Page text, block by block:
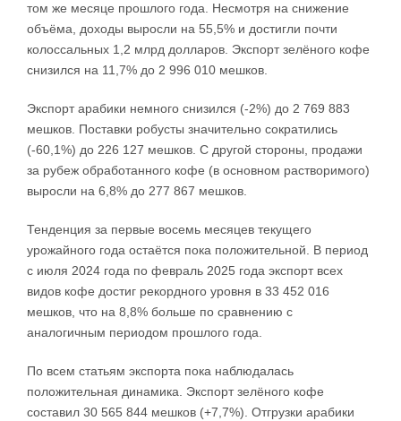
том же месяце прошлого года. Несмотря на снижение
объёма, доходы выросли на 55,5% и достигли почти
колоссальных 1,2 млрд долларов. Экспорт зелёного кофе
снизился на 11,7% до 2 996 010 мешков.
Экспорт арабики немного снизился (-2%) до 2 769 883
мешков. Поставки робусты значительно сократились
(-60,1%) до 226 127 мешков. С другой стороны, продажи
за рубеж обработанного кофе (в основном растворимого)
выросли на 6,8% до 277 867 мешков.
Тенденция за первые восемь месяцев текущего
урожайного года остаётся пока положительной. В период
с июля 2024 года по февраль 2025 года экспорт всех
видов кофе достиг рекордного уровня в 33 452 016
мешков, что на 8,8% больше по сравнению с
аналогичным периодом прошлого года.
По всем статьям экспорта пока наблюдалась
положительная динамика. Экспорт зелёного кофе
составил 30 565 844 мешков (+7,7%). Отгрузки арабики